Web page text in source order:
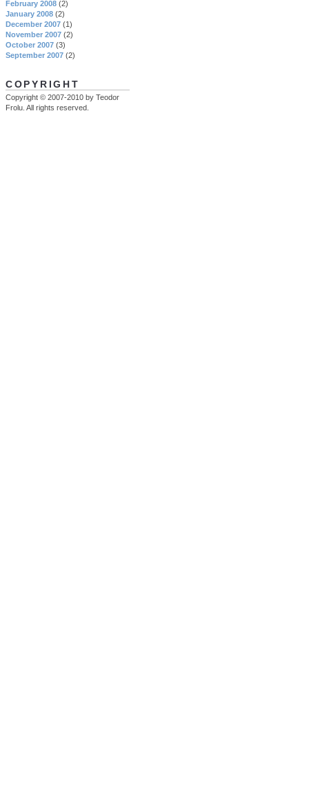
February 2008 (2)
January 2008 (2)
December 2007 (1)
November 2007 (2)
October 2007 (3)
September 2007 (2)
COPYRIGHT
Copyright © 2007-2010 by Teodor
Frolu. All rights reserved.